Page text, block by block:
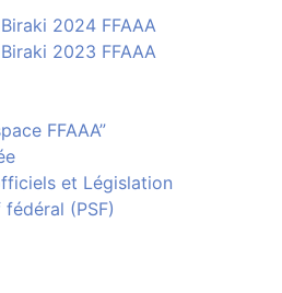
2024 FFAAA
2023 FFAAA
FFAAA”
et Législation
(PSF)